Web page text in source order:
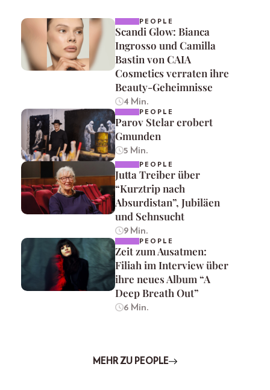
PEOPLE
Scandi Glow: Bianca
Ingrosso und Camilla
Bastin von CAIA
Cosmetics verraten ihre
Beauty-Geheimnisse
4 Min.
PEOPLE
Parov Stelar erobert
Gmunden
5 Min.
PEOPLE
Jutta Treiber über
“Kurztrip nach
Absurdistan”, Jubiläen
und Sehnsucht
9 Min.
PEOPLE
Zeit zum Ausatmen:
Filiah im Interview über
ihre neues Album “A
Deep Breath Out”
6 Min.
MEHR ZU PEOPLE